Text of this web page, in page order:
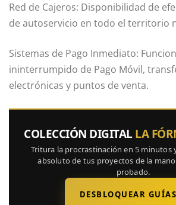
Red de Cajeros: Disponibilidad de
de autoservicio en todo el territorio
Sistemas de Pago Inmediato:
ininterrumpido de Pago Móvil,
electrónicas y puntos de venta.
COLECCIÓN DIGITAL LA
Tritura la procrastinación en 5 minutos
absoluto de tus proyectos de la
probado.
DESBLOQUEAR GUÍAS